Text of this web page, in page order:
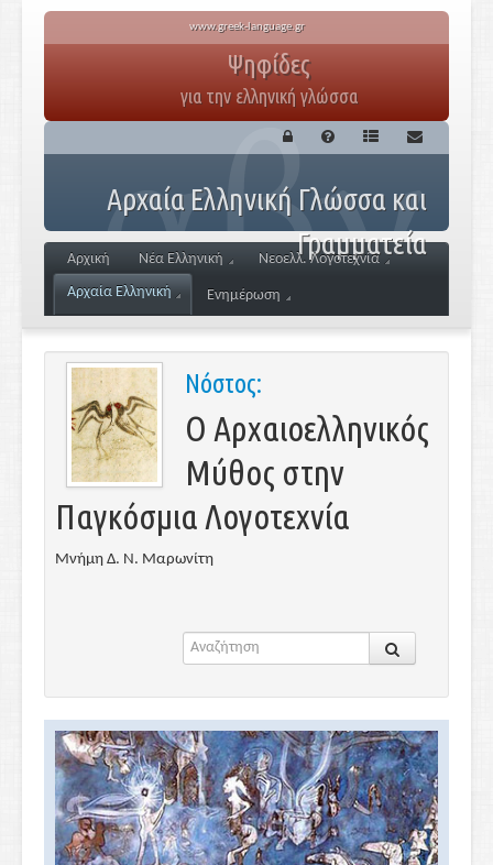
www.greek-language.gr
Ψηφίδες
για την ελληνική γλώσσα
Αρχαία Ελληνική Γλώσσα και
Γραμματεία
Αρχική Νέα Ελληνική
Νεοελλ. Λογοτεχνία
Αρχαία Ελληνική
Ενημέρωση
Νόστος:
Ο Αρχαιοελληνικός
Μύθος στην
Παγκόσμια Λογοτεχνία
Μνήμη Δ. Ν. Μαρωνίτη